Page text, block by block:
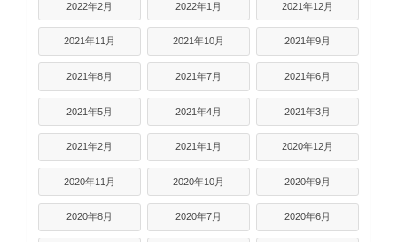
2022年2月 2022年1月 2021年12月
2021年11月 2021年10月 2021年9月
2021年8月 2021年7月 2021年6月
2021年5月 2021年4月 2021年3月
2021年2月 2021年1月 2020年12月
2020年11月 2020年10月 2020年9月
2020年8月 2020年7月 2020年6月